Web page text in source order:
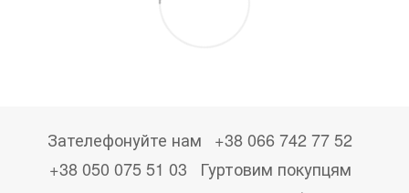
Зателефонуйте нам
+38 066 742 77 52
+38 050 075 51 03
Гуртовим покупцям